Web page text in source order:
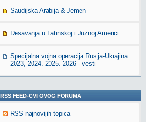
Saudijska Arabija & Jemen
Dešavanja u Latinskoj i Južnoj Americi
Specijalna vojna operacija Rusija-Ukrajina
2023, 2024. 2025. 2026 - vesti
RSS FEED-OVI OVOG FORUMA
RSS najnovijih topica